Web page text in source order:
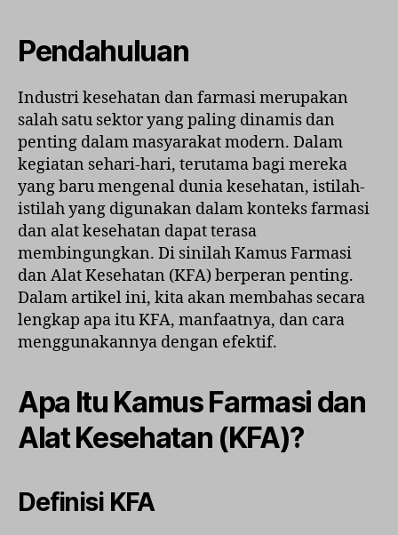
(KFA)
untuk
Pemula
Pendahuluan
Industri kesehatan dan farmasi merupakan
salah satu sektor yang paling dinamis dan
penting dalam masyarakat modern. Dalam
kegiatan sehari-hari, terutama bagi mereka
yang baru mengenal dunia kesehatan, istilah-
istilah yang digunakan dalam konteks farmasi
dan alat kesehatan dapat terasa
membingungkan. Di sinilah Kamus Farmasi
dan Alat Kesehatan (KFA) berperan penting.
Dalam artikel ini, kita akan membahas secara
lengkap apa itu KFA, manfaatnya, dan cara
menggunakannya dengan efektif.
Apa Itu Kamus Farmasi dan
Alat Kesehatan (KFA)?
Definisi KFA